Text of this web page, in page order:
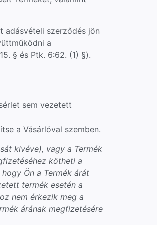
adásvételi szerződés jön
a
§ és Ptk. 6:62. (1) §).
sem vezetett
a Vásárlóval szemben.
kivéve), vagy a Termék
kötheti a
Ön a Termék árát
termék esetén a
nem érkezik meg a
árának megfizetésére